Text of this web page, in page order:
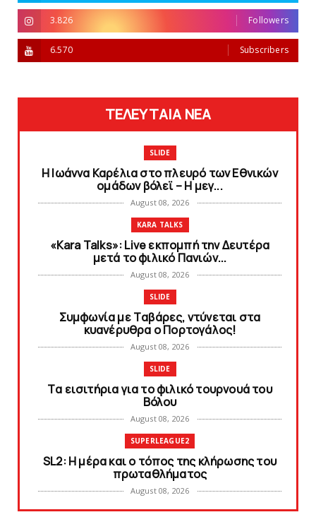
3.826 Followers
6.570 Subscribers
ΤΕΛΕΥΤΑΙΑ ΝΕΑ
SLIDE
Η Ιωάννα Καρέλια στο πλευρό των Εθνικών
ομάδων βόλεϊ – H μεγ...
August 08, 2026
KARA TALKS
«Kara Talks»: Live εκπομπή την Δευτέρα
μετά το φιλικό Πανιών...
August 08, 2026
SLIDE
Συμφωνία με Tαβάρες, ντύνεται στα
κυανέρυθρα ο Πορτογάλος!
August 08, 2026
SLIDE
Tα εισιτήρια για το φιλικό τουρνουά του
Bόλου
August 08, 2026
SUPERLEAGUE2
SL2: Η μέρα και ο τόπος της κλήρωσης του
πρωταθλήματος
August 08, 2026
KARA TALKS